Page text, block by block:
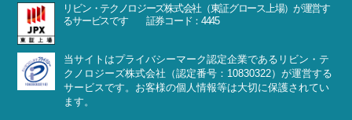
リビン・テクノロジーズ株式会社（東証グロース上場）が運営す
るサービスです 証券コード：4445
当サイトはプライバシーマーク認定企業であるリビン・テ
クノロジーズ株式会社（認定番号：10830322）が運営する
サービスです。お客様の個人情報等は大切に保護されてい
ます。